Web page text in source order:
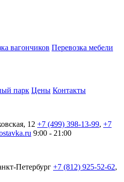
вагончиков Перевозка мебели
парк Цены Контакты
12 +7 (499) 398-13-99, +7
9:00 - 21:00
Петербург +7 (812) 925-52-62,